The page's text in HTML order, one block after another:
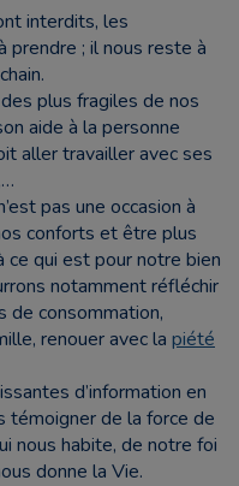
interdits, les
prendre ; il nous reste à
plus fragiles de nos
aide à la personne
aller travailler avec ses
pas une occasion à
conforts et être plus
ce qui est pour notre bien
notamment réfléchir
de consommation,
renouer avec la piété
d’information en
témoigner de la force de
nous habite, de notre foi
donne la Vie.